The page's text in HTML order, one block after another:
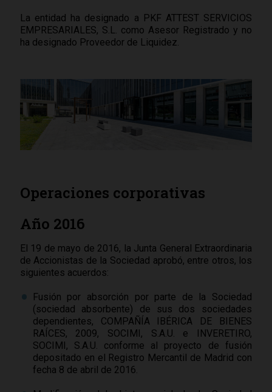
La entidad ha designado a PKF ATTEST SERVICIOS
EMPRESARIALES, S.L. como Asesor Registrado y no
ha designado Proveedor de Liquidez.
Operaciones corporativas
Año 2016
El 19 de mayo de 2016, la Junta General Extraordinaria
de Accionistas de la Sociedad aprobó, entre otros, los
siguientes acuerdos:
Fusión por absorción por parte de la Sociedad
(sociedad absorbente) de sus dos sociedades
dependientes, COMPAÑÍA IBÉRICA DE BIENES
RAÍCES, 2009, SOCIMI, S.A.U. e INVERETIRO,
SOCIMI, S.A.U. conforme al proyecto de fusión
depositado en el Registro Mercantil de Madrid con
fecha 8 de abril de 2016.